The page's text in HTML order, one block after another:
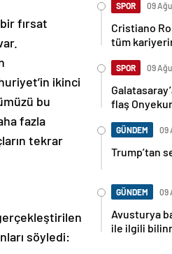
fırsat
ikinci
bu
fazla
tekrar
söyledi:
SPOR 09
Cristiano
tüm
SPOR 09
flaş
GÜNDEM 09
Trump’tan
GÜNDEM 09
Avusturya
ile ilgili